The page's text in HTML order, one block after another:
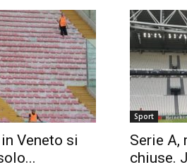
Veneto si
Sport
Serie A,
chiuse.